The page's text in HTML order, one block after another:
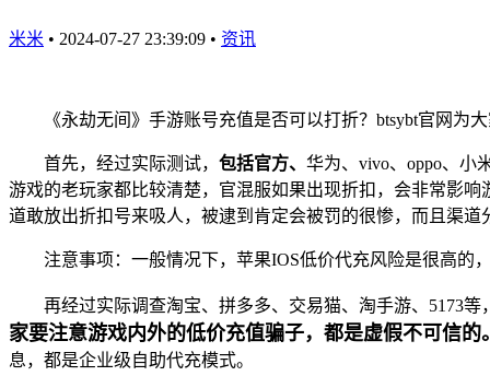
米米 • 2024-07-27 23:39:09 • 资讯
《永劫无间》手游账号充值是否可以打折？btsybt官网为
首先，经过实际测试， 包括官方、 华为、vivo、oppo、小
游戏的老玩家都比较清楚，官混服如果出现折扣，会非常影
道敢放出折扣号来吸人，被逮到肯定会被罚的很惨，而且渠道
注意事项：一般情况下，苹果IOS低价代充风险是很高的
再经过实际调查淘宝、拼多多、交易猫、淘手游、5173
家要注意游戏内外的低价充值骗子，都是虚假不可信的。
息，都是企业级自助代充模式。